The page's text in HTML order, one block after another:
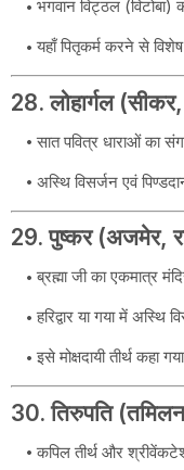
भगवान विट्ठल (विटोबा)
यहाँ पितृकर्म करने से विशेष
28. लोहार्गल
सात पवित्र धाराओं का
अस्थि विसर्जन एवं
29. पुष्कर (अजमेर,
ब्रह्मा जी का एकमात्र
हरिद्वार या गया में
इसे मोक्षदायी तीर्थ कहा
30. तिरुपति
कपिल तीर्थ और